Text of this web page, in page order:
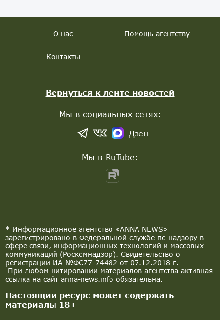
* Информационное агентство «ANNA NEWS»
зарегистрировано в Федеральной службе по надзору в
сфере связи, информационных технологий и массовых
коммуникаций (Роскомнадзор). Свидетельство о
регистрации ИА №ФС77-74482 от 07.12.2018 г.
При любом цитировании материалов агентства активная
ссылка на сайт anna-news.info обязательна.
Настоящий ресурс может содержать
материалы 18+
О нас Помощь агентству
Контакты
Вернуться к ленте новостей
Мы в социальных сетях:
Дзен
Мы в RuTube: